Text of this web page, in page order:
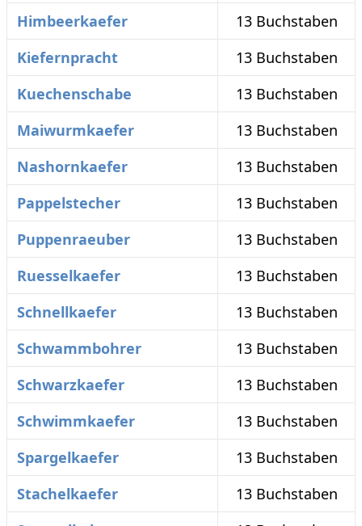
Himbeerkaefer
13 Buchstaben
Kiefernpracht
13 Buchstaben
Kuechenschabe
13 Buchstaben
Maiwurmkaefer
13 Buchstaben
Nashornkaefer
13 Buchstaben
Pappelstecher
13 Buchstaben
Puppenraeuber
13 Buchstaben
Ruesselkaefer
13 Buchstaben
Schnellkaefer
13 Buchstaben
Schwammbohrer
13 Buchstaben
Schwarzkaefer
13 Buchstaben
Schwimmkaefer
13 Buchstaben
Spargelkaefer
13 Buchstaben
Stachelkaefer
13 Buchstaben